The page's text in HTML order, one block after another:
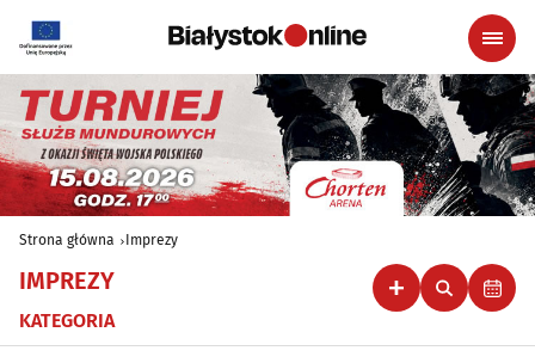
Strona główna Imprezy
IMPREZY
KATEGORIA